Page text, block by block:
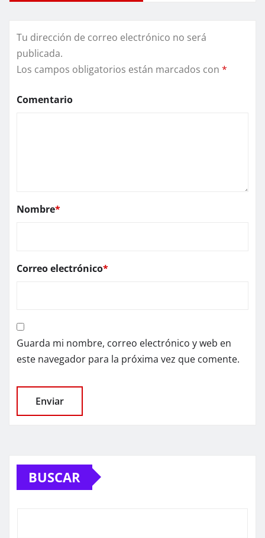
Tu dirección de correo electrónico no será
publicada.
Los campos obligatorios están marcados con *
Comentario
Nombre*
Correo electrónico*
Guarda mi nombre, correo electrónico y web en
este navegador para la próxima vez que comente.
BUSCAR